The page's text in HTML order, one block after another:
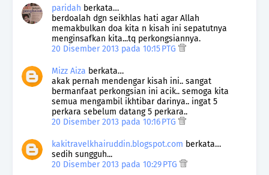
paridah berkata…
berdoalah dgn seikhlas hati agar Allah
memakbulkan doa kita n kisah ini sepatutnya
menginsafkan kita...tq perkongsiannya.
20 Disember 2013 pada 10:15 PTG
Mizz Aiza berkata…
akak pernah mendengar kisah ini.. sangat
bermanfaat perkongsian ini acik.. semoga kita
semua mengambil ikhtibar darinya.. ingat 5
perkara sebelum datang 5 perkara..
20 Disember 2013 pada 10:16 PTG
kakitravelkhairuddin.blogspot.com berkata…
sedih sungguh...
20 Disember 2013 pada 10:29 PTG